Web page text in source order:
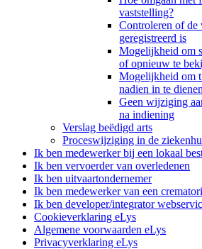
vaststelling?
Controleren of de
geregistreerd is
Mogelijkheid om
of opnieuw te
Mogelijkheid om
nadien in te dienen
Geen wijziging
na indiening
Verslag beëdigd arts
Proceswijziging in de
Ik ben medewerker bij een lokaal
Ik ben vervoerder van overledenen
Ik ben uitvaartondernemer
Ik ben medewerker van een
Ik ben developer/integrator
Cookieverklaring eLys
Algemene voorwaarden eLys
Privacyverklaring eLys